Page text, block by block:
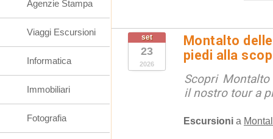
set
23
2026
Montalto
piedi alla
Scopri
il nostro tour a
Escursioni a
Agenzie Stampa
Viaggi Escursioni
Informatica
Immobiliari
Fotografia